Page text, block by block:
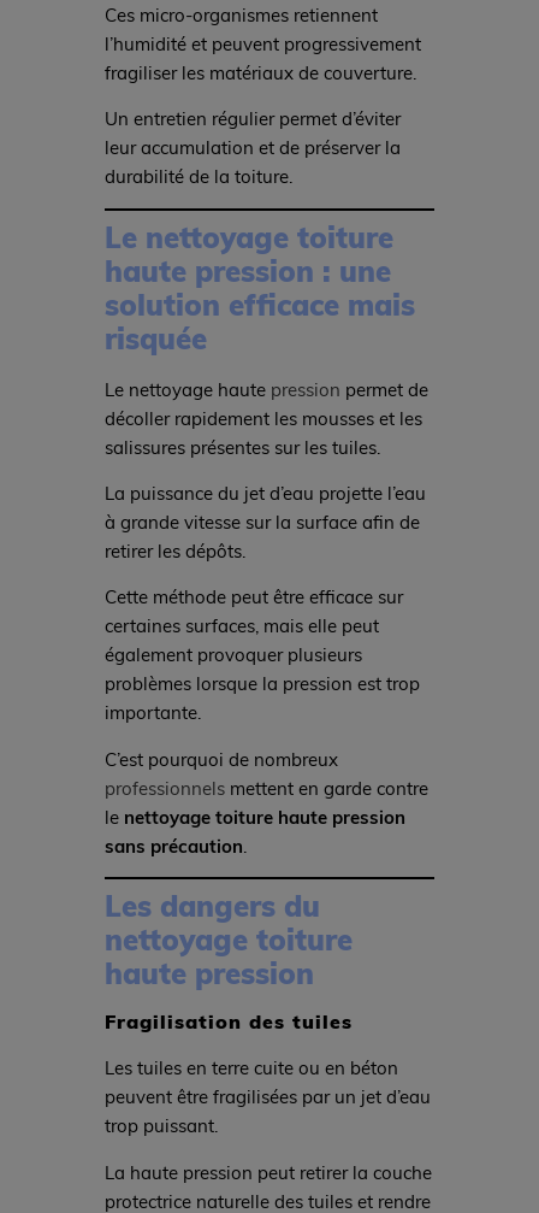
Ces micro-organismes retiennent
l’humidité et peuvent progressivement
fragiliser les matériaux de couverture.
Un entretien régulier permet d’éviter
leur accumulation et de préserver la
durabilité de la toiture.
Le nettoyage toiture
haute pression : une
solution efficace mais
risquée
Le nettoyage haute pression permet de
décoller rapidement les mousses et les
salissures présentes sur les tuiles.
La puissance du jet d’eau projette l’eau
à grande vitesse sur la surface afin de
retirer les dépôts.
Cette méthode peut être efficace sur
certaines surfaces, mais elle peut
également provoquer plusieurs
problèmes lorsque la pression est trop
importante.
C’est pourquoi de nombreux
professionnelsmettent en garde contre
le nettoyage toiture haute pression
sans précaution
Les dangers du
nettoyage toiture
haute pression
Fragilisation des tuiles
Les tuiles en terre cuite ou en béton
peuvent être fragilisées par un jet d’eau
trop puissant.
La haute pression peut retirer la couche
protectrice naturelle des tuiles et rendre